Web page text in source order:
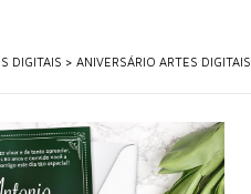
DIGITAIS > ANIVERSÁRIO ARTES DIGITAIS